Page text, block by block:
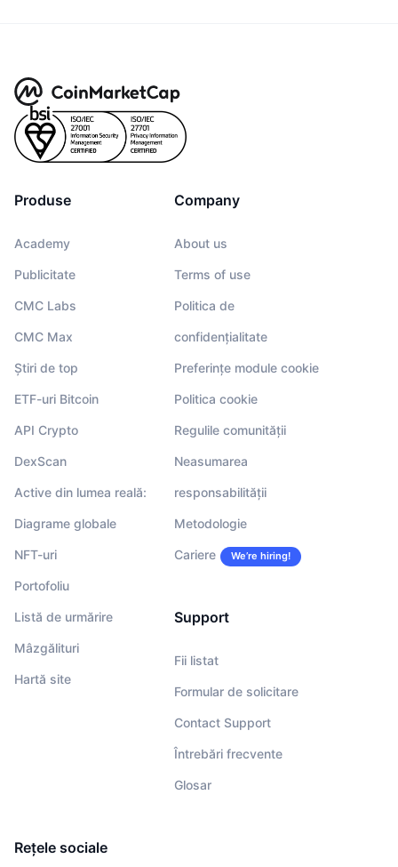
Produse
Academy
Publicitate
CMC Labs
CMC Max
Știri de top
ETF-uri Bitcoin
API Crypto
DexScan
Active din lumea reală:
Diagrame globale
NFT-uri
Portofoliu
Listă de urmărire
Mâzgălituri
Hartă site
Company
About us
Terms of use
Politica de
confidențialitate
Preferințe module cookie
Politica cookie
Regulile comunității
Neasumarea
responsabilității
Metodologie
Cariere We’re hiring!
Support
Fii listat
Formular de solicitare
Contact Support
Întrebări frecvente
Glosar
Rețele sociale